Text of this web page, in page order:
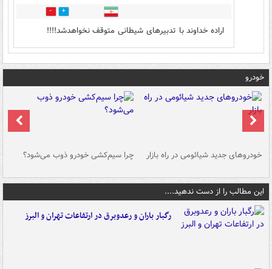
1
اراده خداوند با تدبیرهای شیطانی متوقف نخواهدشد!!!!
خودرو
خودروهای جدید شیائومی در راه بازار چرا سیم‌کشی خودرو ذوب می‌شود؟
این مطالب را از دست ندهید....
رگبار باران و رعدوبرق در ارتفاعات تهران و البرز